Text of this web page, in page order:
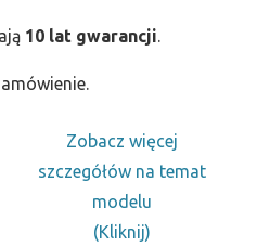
10 lat gwarancji.
Zobacz więcej
szczegółów na temat
modelu
(Kliknij)